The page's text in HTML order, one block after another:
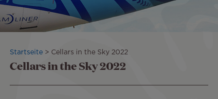
Pfadnavigation
Startseite Cellars in the Sky 2022
Cellars in the Sky 2022